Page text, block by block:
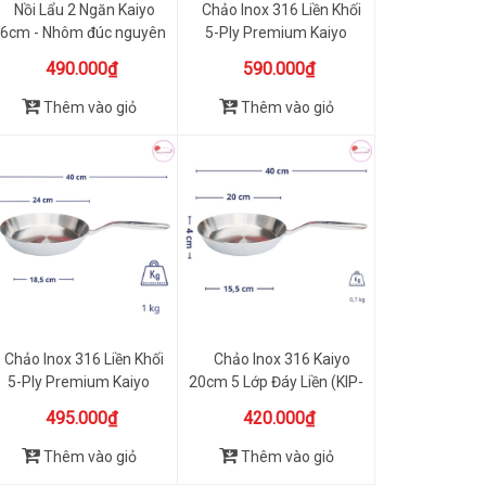
Nồi Lẩu 2 Ngăn Kaiyo
- Nhôm đúc nguyên
490.000₫
Thêm vào giỏ
Chảo Inox 316 Liền Khối
5-Ply Premium Kaiyo
590.000₫
Thêm vào giỏ
Chảo Inox 316 Liền Khối
5-Ply Premium Kaiyo
495.000₫
Thêm vào giỏ
Chảo Inox 316 Kaiyo
20cm 5 Lớp Đáy Liền (KIP-
420.000₫
Thêm vào giỏ